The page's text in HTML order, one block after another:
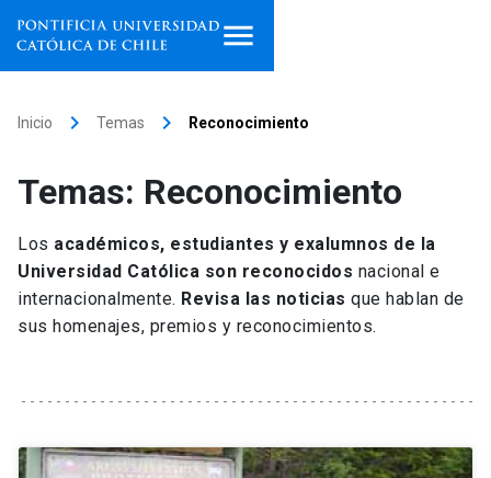
Facultades, escuelas e
institutos
Investigación
Extensión
Vinculación
Inicio keyboard_arrow_right Temas keyboard_arrow_right Reconocimiento
Temas: Reconocimiento
Los académicos, estudiantes y exalumnos de la
Universidad Católica son reconocidos nacional e
internacionalmente. Revisa las noticias que hablan de
sus homenajes, premios y reconocimientos.